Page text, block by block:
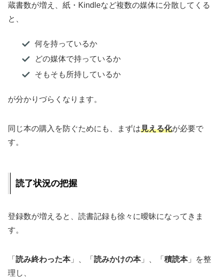
蔵書数が増え、紙・Kindleなど複数の媒体に分散してくる
と、
何を持っているか
どの媒体で持っているか
そもそも所持しているか
が分かりづらくなります。
同じ本の購入を防ぐためにも、まずは見える化が必要で
す。
読了状況の把握
登録数が増えると、読書記録も徐々に曖昧になってきま
す。
「 読み終わった本」、「 読みかけの本」、「 積読本」を整
理し、